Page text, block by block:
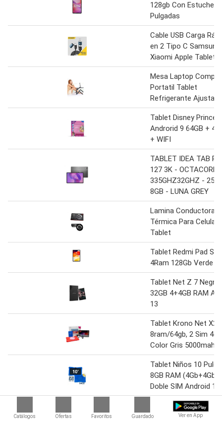
Catálogos Ofertas Favoritos Guardado Ver en App
128gb Con Estuche
Pulgadas
Cable USB Carga
en 2 Tipo C Samsung
Xiaomi Apple Tablet
Mesa Laptop
Portatil Tablet
Refrigerante Ajustabl
Tablet Disney
Androrid 9 64GB + 4
+ WIFI
TABLET IDEA TAB
127 3K - OCTACORE
335GHZ32GHZ -
8GB - LUNA GREY
Lamina Conductora
Térmica Para Celular
Tablet
Tablet Redmi Pad SE
4Ram 128Gb Verde
Tablet Net Z 7 Negra
32GB 4+4GB RAM
13
Tablet Krono Net X2
8ram/64gb, 2 Sim 4g ,
Color Gris 5000mah
Tablet Niños 10
8GB RAM (4Gb+4Gb)
Doble SIM Android
Tablet Niños 10
8GB RAM (4Gb+4Gb)